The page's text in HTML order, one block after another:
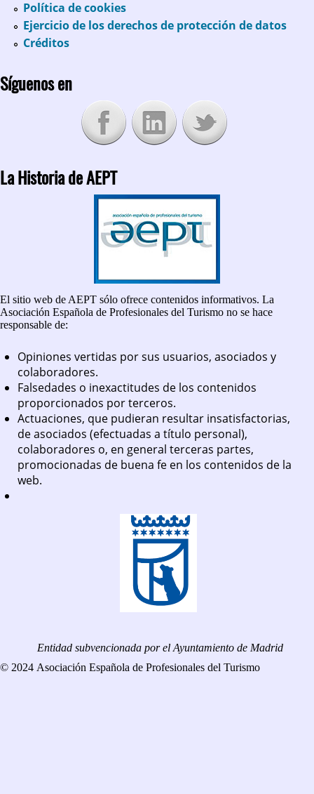
Política de cookies
Ejercicio de los derechos de protección de datos
Créditos
Síguenos en
La Historia de AEPT
El sitio web de AEPT sólo ofrece contenidos informativos. La
Asociación Española de Profesionales del Turismo no se hace
responsable de:
Opiniones vertidas por sus usuarios, asociados y
colaboradores.
Falsedades o inexactitudes de los contenidos
proporcionados por terceros.
Actuaciones, que pudieran resultar insatisfactorias,
de asociados (efectuadas a título personal),
colaboradores o, en general terceras partes,
promocionadas de buena fe en los contenidos de la
web.
Entidad subvencionada por el Ayuntamiento de Madrid
© 2024 Asociación Española de Profesionales del Turismo